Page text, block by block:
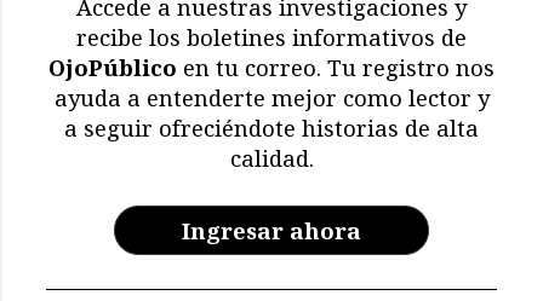
muertos
Memoria en riesgo:
restricciones y deterioro
en los archivos de la CVR
Accede a nuestras investigaciones y
recibe los boletines informativos de
OjoPúblico en tu correo. Tu registro nos
ayuda a entenderte mejor como lector y
a seguir ofreciéndote historias de alta
calidad.
Ingresar ahora